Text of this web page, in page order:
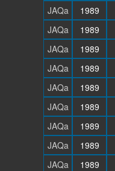
JAQa
1989
JAQa
1989
JAQa
1989
JAQa
1989
JAQa
1989
JAQa
1989
JAQa
1989
JAQa
1989
JAQa
1989